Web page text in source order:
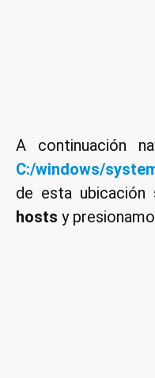
A continuación
C:/windows/
de esta ubicación
hosts y